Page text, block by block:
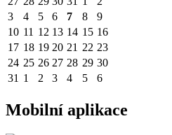
3
4 5 6 7 8
9
10 11 12 13 14 15 16
17 18 19 20 21 22 23
24 25 26 27 28 29 30
31 1 2 3 4 5 6
Mobilní aplikace